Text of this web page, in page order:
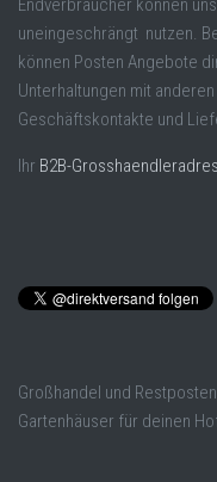
Endverbraucher können
uneingeschrängt nutzen.
können Posten Angebote
Unterhaltungen mit
Geschäftskontakte und
Ihr B2B-
Großhandel und
Gartenhäuser für deinen